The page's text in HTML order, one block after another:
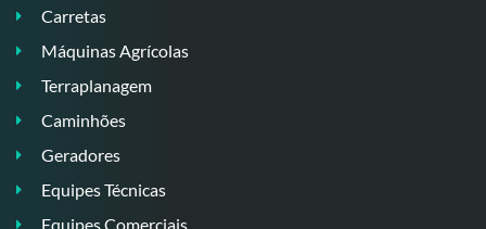
Carretas
Máquinas Agrícolas
Terraplanagem
Caminhões
Geradores
Equipes Técnicas
Equipes Comerciais